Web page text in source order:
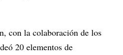
con la colaboración de los
20 elementos de